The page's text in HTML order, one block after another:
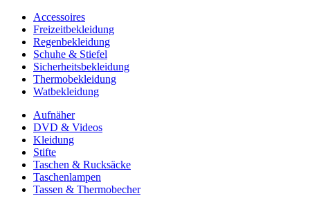
Accessoires
Freizeitbekleidung
Regenbekleidung
Schuhe & Stiefel
Sicherheitsbekleidung
Thermobekleidung
Watbekleidung
Aufnäher
DVD & Videos
Kleidung
Stifte
Taschen & Rucksäcke
Taschenlampen
Tassen & Thermobecher